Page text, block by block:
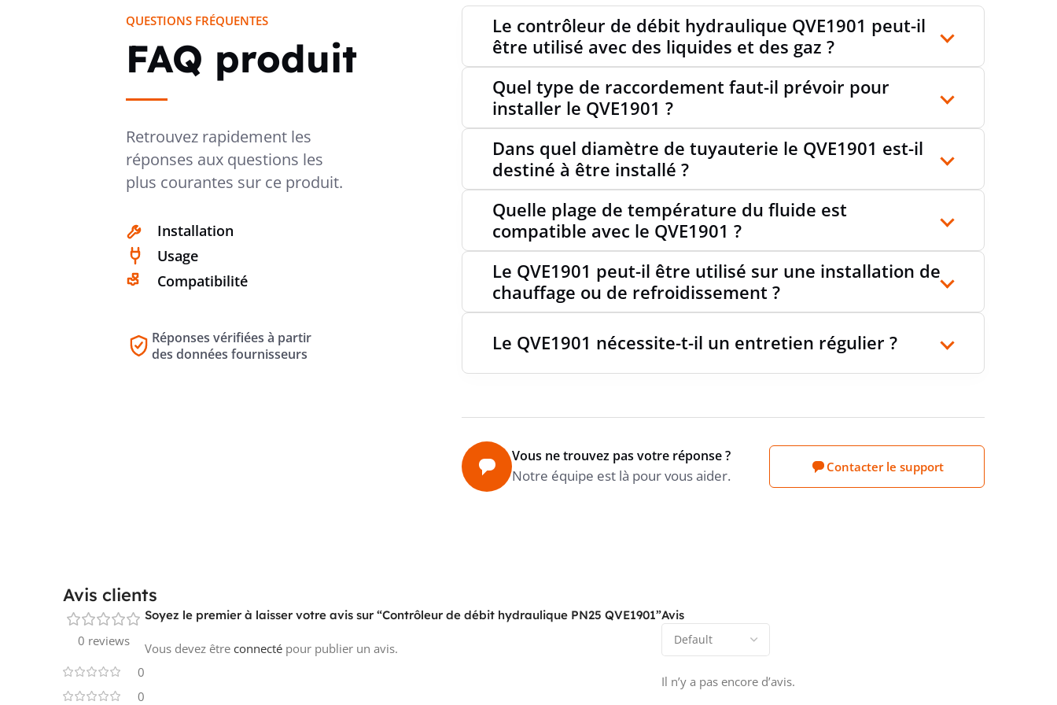
QUESTIONS FRÉQUENTES
FAQ produit
Retrouvez rapidement les
réponses aux questions les
plus courantes sur ce produit.
Installation
Usage
Compatibilité
Réponses vérifiées à partir
des données fournisseurs
Le contrôleur de débit hydraulique QVE1901 peut-il
être utilisé avec des liquides et des gaz ?
Quel type de raccordement faut-il prévoir pour
installer le QVE1901 ?
Dans quel diamètre de tuyauterie le QVE1901 est-il
destiné à être installé ?
Quelle plage de température du fluide est
compatible avec le QVE1901 ?
Le QVE1901 peut-il être utilisé sur une installation de
chauffage ou de refroidissement ?
Le QVE1901 nécessite-t-il un entretien régulier ?
Vous ne trouvez pas votre réponse ?
Notre équipe est là pour vous aider.
Contacter le support
Avis clients
0 reviews
0
0
Avis
Il n’y a pas encore d’avis.
Soyez le premier à laisser votre avis sur “Contrôleur de débit hydraulique PN25 QVE1901”
Vous devez être connecté pour publier un avis.